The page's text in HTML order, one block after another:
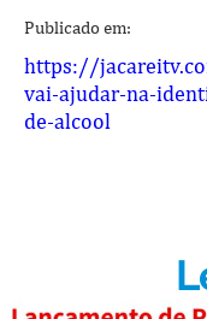
Publicado em:
https://
vai-ajudar-na-
de-alcool